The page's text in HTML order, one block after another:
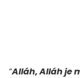
“Alláh, Alláh je